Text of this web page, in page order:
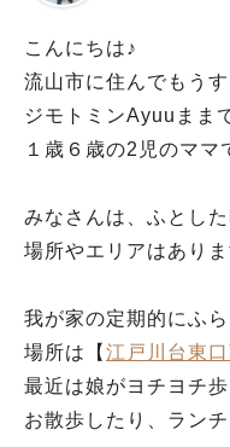
こんにちは♪
流山市に住んでもう
ジモトミンAyuuまま
１歳６歳の2児のマ
みなさんは、ふとし
場所やエリアはありま
我が家の定期的にふ
場所は【 江戸川台東
最近は娘がヨチヨチ
お散歩したり、ラン